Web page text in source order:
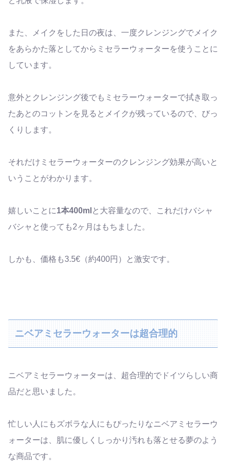
また、メイクをした日の夜は、一度クレンジングでメイク
をあらかた落としてからミセラーウォーターを使うことに
しています。
意外とクレンジング後でもミセラーウォーターで拭き取っ
たあとのコットンを見るとメイクが残っているので、びっ
くりします。
それだけミセラーウォーターのクレンジング効果が高いと
いうことがわかります。
嬉しいことに1本400ml と大容量なので、これだけバシャ
バシャと使っても2ヶ月はもちました。
しかも、価格も3.5€（約400円）と激安です。
ニベアミセラーウォーターは超合理的
ニベアミセラーウォーターは、超合理的でドイツらしい商
品だと思いました。
忙しい人にもズボラな人にもぴったりなニベアミセラーウ
ォーターは、肌に優しくしっかり汚れも落とせる夢のよう
な商品です。